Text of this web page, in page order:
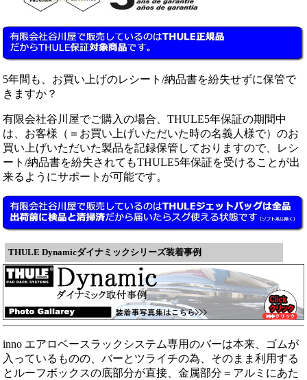
5年間も、お買い上げのレシート/納品書を紛失せずに保管で
きますか？
有限会社谷川屋でご購入の場合、THULE5年保証の期間中
は、お客様（＝お買い上げいただいた時の名義人様で）のお
買い上げいただいた製品を記録保管しておりますので、レシ
ート/納品書を紛失されてもTHULE5年保証を受けることが出
来るようにサポートが可能です。
THULE Dynamicダイナミックシリーズ装着事例
inno エアロベースラックシステム専用のバーは本来、ゴムが
入っているものの、バーとツライチの為、そのまま利用する
とルーフボックスの底部分が直接、金属部分＝アルミにあた